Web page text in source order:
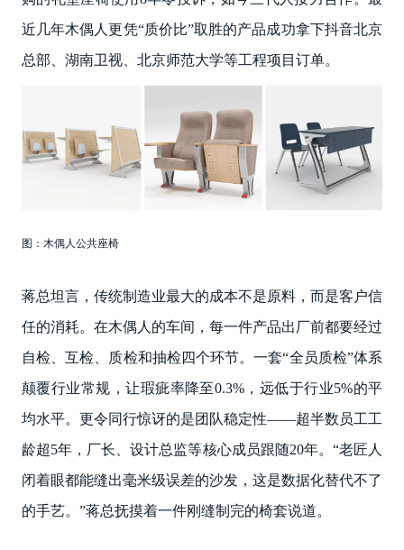
近几年木偶人更凭“质价比”取胜的产品成功拿下抖音北京
总部、湖南卫视、北京师范大学等工程项目订单。
图：木偶人公共座椅
蒋总坦言，传统制造业最大的成本不是原料，而是客户信
任的消耗。在木偶人的车间，每一件产品出厂前都要经过
自检、互检、质检和抽检四个环节。一套“全员质检”体系
颠覆行业常规，让瑕疵率降至0.3%，远低于行业5%的平
均水平。更令同行惊讶的是团队稳定性——超半数员工工
龄超5年，厂长、设计总监等核心成员跟随20年。“老匠人
闭着眼都能缝出毫米级误差的沙发，这是数据化替代不了
的手艺。”蒋总抚摸着一件刚缝制完的椅套说道。